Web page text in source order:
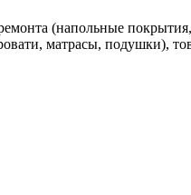
(напольные
матрасы, подушки),